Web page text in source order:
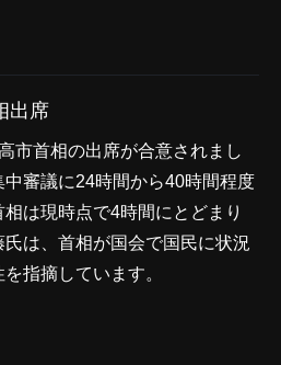
出席
市首相の出席が合意されまし
審議に24時間から40時間程度
は現時点で4時間にとどまり
は、首相が国会で国民に状況
指摘しています。